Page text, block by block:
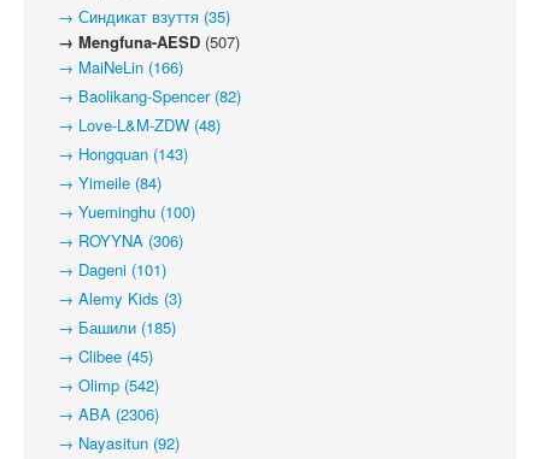
→ Синдикат взуття (35)
→ Mengfuna-AESD (507)
→ MaiNeLin (166)
→ Baolikang-Spencer (82)
→ Love-L&M-ZDW (48)
→ Hongquan (143)
→ Yimeile (84)
→ Yueminghu (100)
→ ROYYNA (306)
→ Dageni (101)
→ Alemy Kids (3)
→ Башили (185)
→ Clibee (45)
→ Olimp (542)
→ ABA (2306)
→ Nayasitun (92)